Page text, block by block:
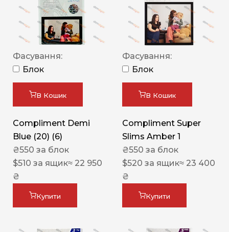
Фасування:
Блок
В Кошик
Compliment Demi
Blue (20) (6)
₴550 за блок
$510 за ящик≈ 22 950
₴
Купити
Фасування:
Блок
В Кошик
Compliment Super
Slims Amber 1
₴550 за блок
$520 за ящик≈ 23 400
₴
Купити